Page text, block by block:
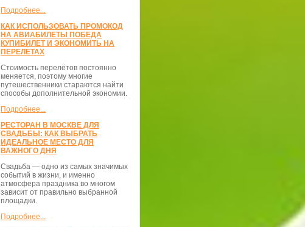
Подробнее...
КАК ИСПОЛЬЗОВАТЬ ПРОМОКОД
НА АВИАБИЛЕТЫ ПОБЕДА
КУПИБИЛЕТ И ЭКОНОМИТЬ НА
ПЕРЕЛЁТАХ
Стоимость перелётов постоянно
меняется, поэтому многие
путешественники стараются найти
способы дополнительной экономии.
Подробнее...
РЕСТОРАН В МОСКВЕ ДЛЯ
СВАДЬБЫ: КАК ВЫБРАТЬ
ИДЕАЛЬНОЕ МЕСТО ДЛЯ
ВАЖНОГО ДНЯ
Свадьба — одно из самых значимых
событий в жизни, и именно
атмосфера праздника во многом
зависит от правильно выбранной
площадки.
Подробнее...